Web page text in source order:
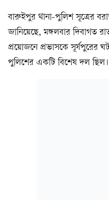
বারুইপুর থানা-পুলিশ সূত্রের
জানিয়েছে, মঙ্গলবার দিবাগত
প্রয়োজনে প্রভাসকে সূর্যপুরের
পুলিশের একটি বিশেষ দল ছিল।